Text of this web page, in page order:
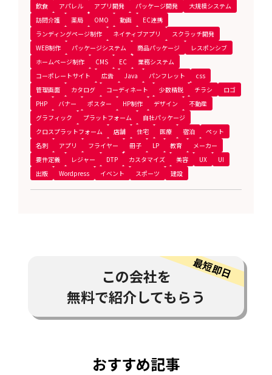
飲食
アパレル アプリ開発 パッケージ開発
大規模システム
訪問介護
薬局 OMO 動画
EC連携
ランディングページ制作
ネイティブアプリ
スクラッチ開発
WEB制作
パッケージシステム 商品パッケージ
レスポンシブ
ホームページ制作
CMS EC
業務システム
コーポレートサイト
広告 Java パンフレット
css
管理画面
カタログ コーディネート 少数精鋭 チラシ
ロゴ
PHP
バナー ポスター HP制作 デザイン
不動産
グラフィック
プラットフォーム
自社パッケージ
クロスプラットフォーム
店舗 住宅 医療 宿泊
ペット
名刺
アプリ フライヤー 冊子 LP 教育
メーカー
要件定義
レジャー DTP カスタマイズ 美容 UX
UI
出版
Wordpress イベント スポーツ 建設
この会社を
無料で紹介してもらう
おすすめ記事